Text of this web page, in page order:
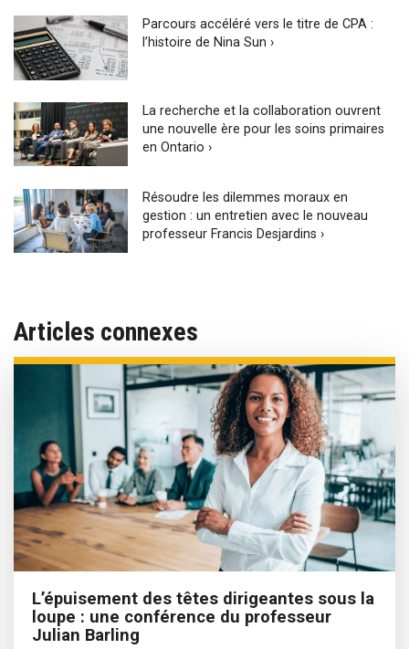
Parcours accéléré vers le titre de CPA :
l’histoire de Nina Sun ›
La recherche et la collaboration ouvrent
une nouvelle ère pour les soins primaires
en Ontario ›
Résoudre les dilemmes moraux en
gestion : un entretien avec le nouveau
professeur Francis Desjardins ›
Articles connexes
L’épuisement des têtes dirigeantes sous la
loupe : une conférence du professeur
Julian Barling